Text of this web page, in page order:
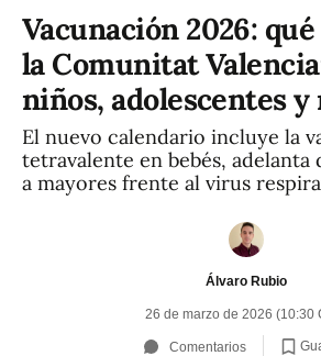
Vacunación 2026:
la Comunitat
niños, adolescentes y
El nuevo calendario incluye la
tetravalente en bebés, adelanta
a mayores frente al virus
Álvaro Rubio
26 de marzo de 2026 (10:30
Comentarios